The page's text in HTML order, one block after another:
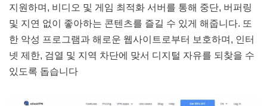
지원하며, 비디오 및 게임 최적화 서버를 통해 중단, 버퍼링
및 지연 없이 좋아하는 콘텐츠를 즐길 수 있게 해줍니다. 또
한 악성 프로그램과 해로운 웹사이트로부터 보호하며, 인터
넷 제한, 검열 및 지역 차단에 맞서 디지털 자유를 되찾을 수
있도록 돕습니다​